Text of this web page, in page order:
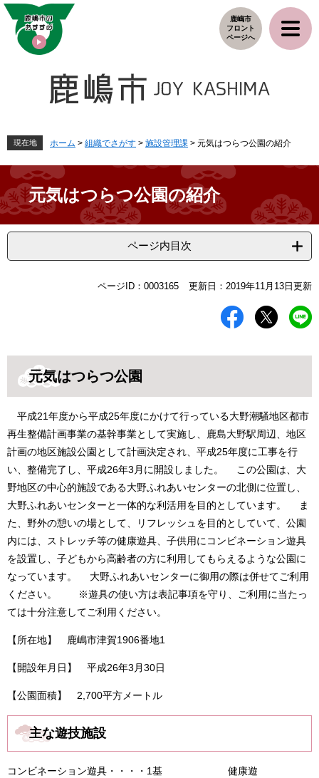
ペ
メ
鹿嶋市
フロント
ページへ
現在地 ホーム > 組織でさがす > 施設管理課 > 元気はつらつ公園の紹介
元気はつらつ公園の紹介
ページ内目次
ページID：0003165 更新日：2019年11月13日更新
元気はつらつ公園
平成21年度から平成25年度にかけて行っている大野潮騒地区都市
再生整備計画事業の基幹事業として実施し、鹿島大野駅周辺、地区
計画の地区施設公園として計画決定され、平成25年度に工事を行
い、整備完了し、平成26年3月に開設しました。 この公園は、大
野地区の中心的施設である大野ふれあいセンターの北側に位置し、
大野ふれあいセンターと一体的な利活用を目的としています。 ま
た、野外の憩いの場として、リフレッシュを目的としていて、公園
内には、ストレッチ等の健康遊具、子供用にコンビネーション遊具
を設置し、子どもから高齢者の方に利用してもらえるような公園に
なっています。 大野ふれあいセンターに御用の際は併せてご利用
ください。 ※遊具の使い方は表記事項を守り、ご利用に当たっ
ては十分注意してご利用ください。
【所在地】 鹿嶋市津賀1906番地1
【開設年月日】 平成26年3月30日
【公園面積】 2,700平方メートル
主な遊技施設
コンビネーション遊具・・・・1基 健康遊